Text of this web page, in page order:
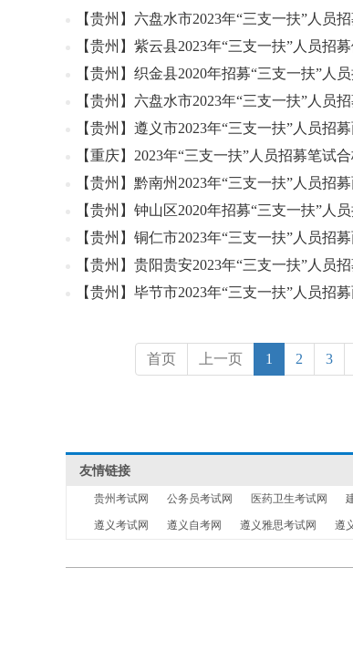
【贵州】六盘水市2023年“三支一扶”人员
【贵州】紫云县2023年“三支一扶”人员招
【贵州】织金县2020年招募“三支一扶”人
【贵州】六盘水市2023年“三支一扶”人员
【贵州】遵义市2023年“三支一扶”人员招
【重庆】2023年“三支一扶”人员招募笔试
【贵州】黔南州2023年“三支一扶”人员招
【贵州】钟山区2020年招募“三支一扶”人
【贵州】铜仁市2023年“三支一扶”人员招
【贵州】贵阳贵安2023年“三支一扶”人员
【贵州】毕节市2023年“三支一扶”人员招
首页 上一页 1 2 3
友情链接
贵州考试网 公务员考试网 医药卫生考试网
遵义考试网 遵义自考网 遵义雅思考试网 遵